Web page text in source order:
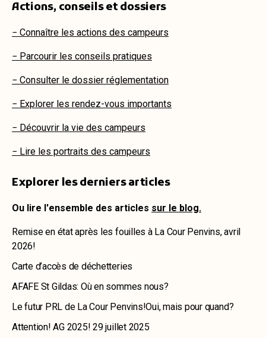
Actions, conseils et dossiers
− Connaître les actions des campeurs
− Parcourir les conseils pratiques
− Consulter le dossier réglementation
− Explorer les rendez-vous importants
− Découvrir la vie des campeurs
− Lire les portraits des campeurs
Explorer les derniers articles
Ou lire l'ensemble des articles sur le blog.
Remise en état après les fouilles à La Cour Penvins, avril
2026!
Carte d’accès de déchetteries
AFAFE St Gildas: Où en sommes nous?
Le futur PRL de La Cour Penvins!Oui, mais pour quand?
Attention! AG 2025! 29 juillet 2025